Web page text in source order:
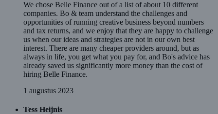
We chose Belle Finance out of a list of about 10 different
companies. Bo & team understand the challenges and
opportunities of running creative business beyond numbers
and tax returns, and we enjoy that they are happy to challenge
us when our ideas and strategies are not in our own best
interest. There are many cheaper providers around, but as
always in life, you get what you pay for, and Bo's advice has
already saved us significantly more money than the cost of
hiring Belle Finance.
1 augustus 2023
Tess Heijnis